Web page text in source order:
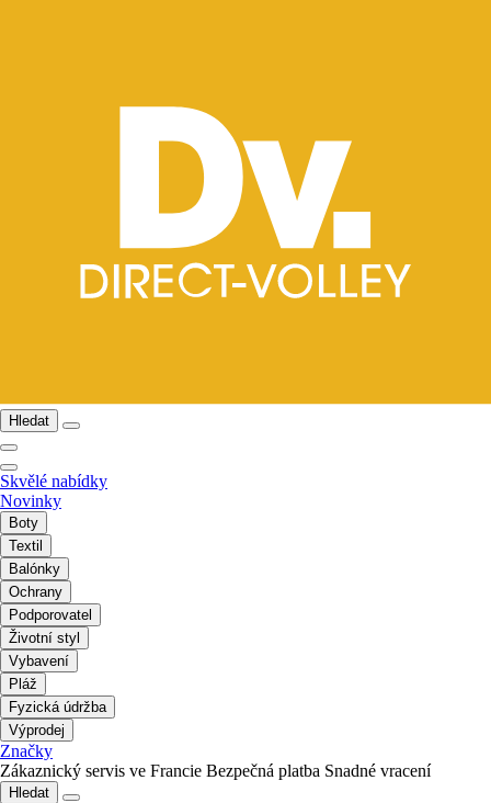
Hledat
Skvělé nabídky
Novinky
Boty
Textil
Balónky
Ochrany
Podporovatel
Životní styl
Vybavení
Pláž
Fyzická údržba
Výprodej
Značky
Zákaznický servis ve Francie Bezpečná platba Snadné vracení
Hledat